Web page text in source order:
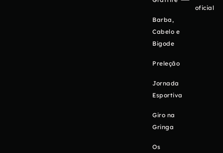
Barba,
Cabelo e
Bigode
Preleção
Jornada
Esportiva
Giro na
Gringa
Os
oficial